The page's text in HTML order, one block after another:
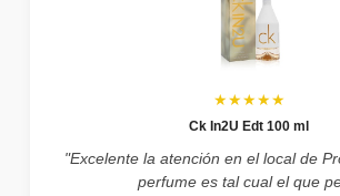
★★★★★
Ck In2U Edt 100 ml
"Excelente la atención en el local de
perfume es tal cual el que